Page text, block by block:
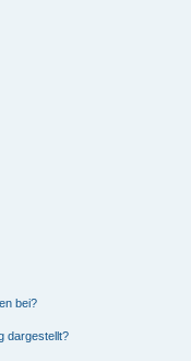
bei?
dargestellt?